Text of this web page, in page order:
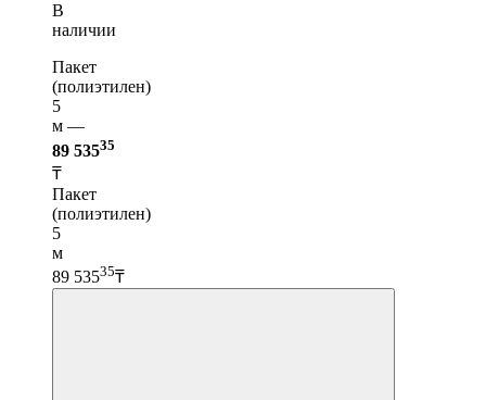
В
наличии
Пакет
(полиэтилен)
5
м —
89 53535
₸
Пакет
(полиэтилен)
5
м
89 53535₸